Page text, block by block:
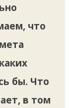
что
бы. Что
в том